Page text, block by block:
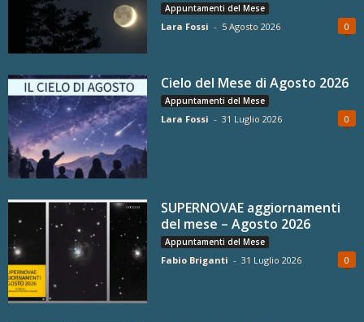
Appuntamenti del Mese
Lara Fossi - 5 Agosto 2026 0
Cielo del Mese di Agosto 2026
Appuntamenti del Mese
Lara Fossi - 31 Luglio 2026 0
SUPERNOVAE aggiornamenti
del mese – Agosto 2026
Appuntamenti del Mese
Fabio Briganti - 31 Luglio 2026 0